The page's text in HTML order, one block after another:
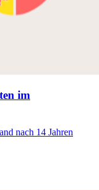
im
nach 14 Jahren